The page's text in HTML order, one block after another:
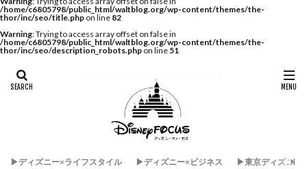
/home/c6805798/public_html/waltblog.org/wp-content/themes/the-
thor/inc/seo/title.php on line 82
Warning: Trying to access array offset on false in
/home/c6805798/public_html/waltblog.org/wp-content/themes/the-
thor/inc/seo/description_robots.php on line 51
▶︎ディズニー×ライフスタイル ▶︎ディズニー×ビジネス ▶︎東京ディズニー